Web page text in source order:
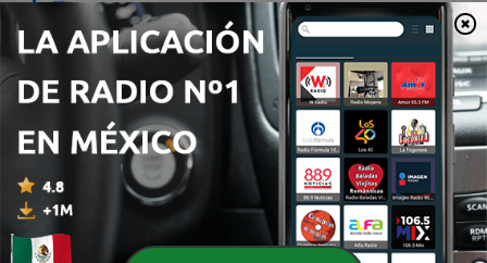
Daar heeft hij dus voor een enorm stadion,
een enorme massa en het is ook live op
de radio, houdt hij zijn meest beruchte
speech. En hij noemt daarin drie groepen
die Amerika richting de oorlog probeerde
te duwen. De Britten, de Joden en de
Roosevelt-administratie.
00:32:13 · Dit markeert het moment waarop
Lindberghs antisemitische en antidemocratische
standpunten publiekelijk zeer controversieel